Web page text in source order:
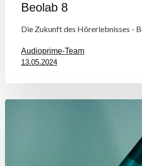
Beolab 8
Die Zukunft des Hörerlebnisses -
Audioprime-Team
13.05.2024